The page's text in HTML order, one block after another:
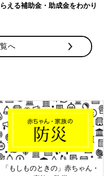
も】妊婦の感染症対策、知っ
へ
ーフレッ
六星占術 細木かおり